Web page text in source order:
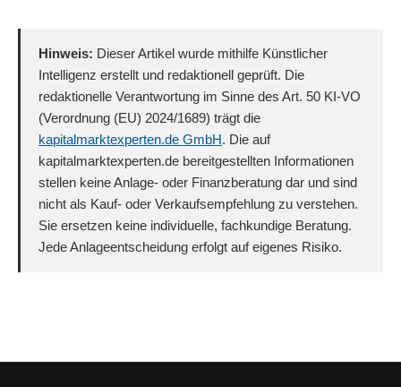
Hinweis: Dieser Artikel wurde mithilfe Künstlicher
Intelligenz erstellt und redaktionell geprüft. Die
redaktionelle Verantwortung im Sinne des Art. 50 KI-VO
(Verordnung (EU) 2024/1689) trägt die
kapitalmarktexperten.de GmbH. Die auf
kapitalmarktexperten.de bereitgestellten Informationen
stellen keine Anlage- oder Finanzberatung dar und sind
nicht als Kauf- oder Verkaufsempfehlung zu verstehen.
Sie ersetzen keine individuelle, fachkundige Beratung.
Jede Anlageentscheidung erfolgt auf eigenes Risiko.